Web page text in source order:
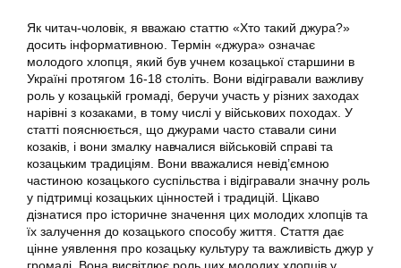
Як читач-чоловік, я вважаю статтю «Хто такий джура?»
досить інформативною. Термін «джура» означає
молодого хлопця, який був учнем козацької старшини в
Україні протягом 16-18 століть. Вони відігравали важливу
роль у козацькій громаді, беручи участь у різних заходах
нарівні з козаками, в тому числі у військових походах. У
статті пояснюється, що джурами часто ставали сини
козаків, і вони змалку навчалися військовій справі та
козацьким традиціям. Вони вважалися невід’ємною
частиною козацького суспільства і відігравали значну роль
у підтримці козацьких цінностей і традицій. Цікаво
дізнатися про історичне значення цих молодих хлопців та
їх залучення до козацького способу життя. Стаття дає
цінне уявлення про козацьку культуру та важливість джур у